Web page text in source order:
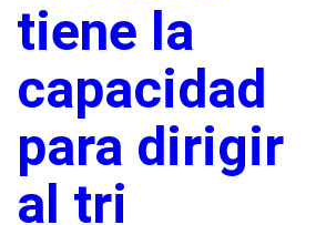
tiene la
capacidad
para dirigir
al tri